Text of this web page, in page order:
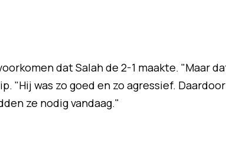
dat Salah de 2-1 maakte. "Maar
"Hij was zo goed en zo agressief. Daardoor
ze nodig vandaag."